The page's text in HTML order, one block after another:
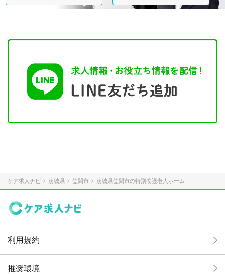
ケア求人ナビ 茨城県 笠間市 茨城県笠間市の特別養護老人ホーム
利用規約
推奨環境